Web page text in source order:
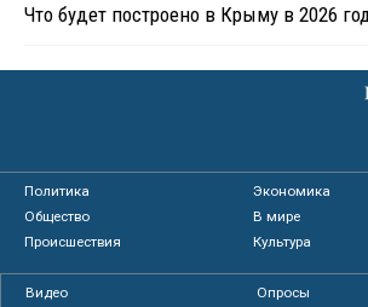
Что будет построено в Крыму в 2026
Политика
Экономика
Общество
В мире
Происшествия
Культура
Видео
Опросы